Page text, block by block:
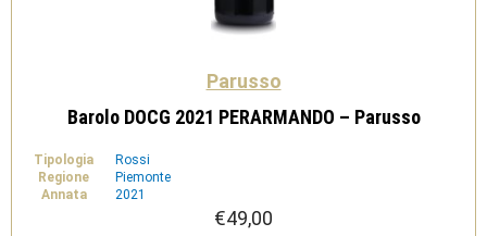
Parusso
Barolo DOCG 2021 PERARMANDO – Parusso
Tipologia
Rossi
Regione
Piemonte
Annata
2021
€49,00